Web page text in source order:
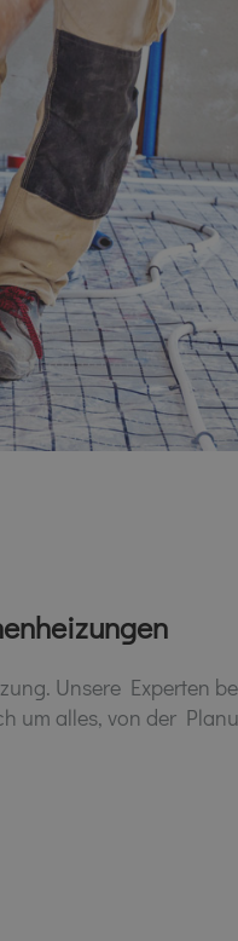
Unsere Experten
um alles, von der